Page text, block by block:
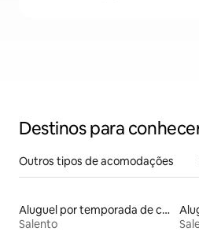
Destinos para
Outros tipos de acomodações
Aluguel por temporada de casas de hóspedes
Salento